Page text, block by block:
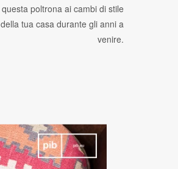
questa poltrona ai cambi di stile
della tua casa durante gli anni a
venire.